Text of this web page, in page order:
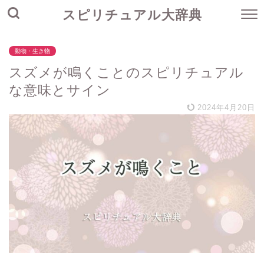
スピリチュアル大辞典
動物・生き物
スズメが鳴くことのスピリチュアル
な意味とサイン
2024年4月20日